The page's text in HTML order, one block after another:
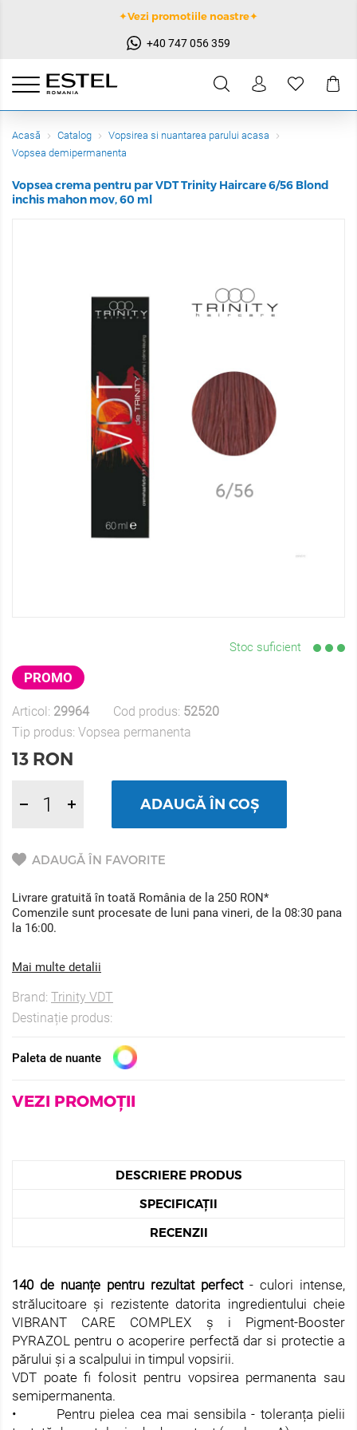
✦Vezi promotiile noastre✦
+40 747 056 359
Acasă Catalog
Vopsirea si nuantarea parului acasa
Vopsea demipermanenta
Vopsea crema pentru par VDT Trinity Haircare 6/56 Blond
inchis mahon mov, 60 ml
Stoc suficient
PROMO
Articol: 29964 Cod produs: 52520
Tip produs: Vopsea permanenta
13 RON
ADAUGĂ ÎN COȘ
ADAUGĂ ÎN FAVORITE
Livrare gratuită în toată România de la 250 RON*
Comenzile sunt procesate de luni pana vineri, de la 08:30 pana
la 16:00.
Mai multe detalii
Brand: Trinity VDT
Destinație produs:
Paleta de nuante
VEZI PROMOȚII
DESCRIERE PRODUS
SPECIFICAȚII
RECENZII
140 de nuanțe pentru rezultat perfect - culori intense,
strălucitoare și rezistente datorita ingredientului cheie
VIBRANT CARE COMPLEX ș i Pigment-Booster
PYRAZOL pentru o acoperire perfectă dar si protectie a
părului și a scalpului in timpul vopsirii.
VDT poate fi folosit pentru vopsirea permanenta sau
semipermanenta.
• Pentru pielea cea mai sensibila - toleranța pielii